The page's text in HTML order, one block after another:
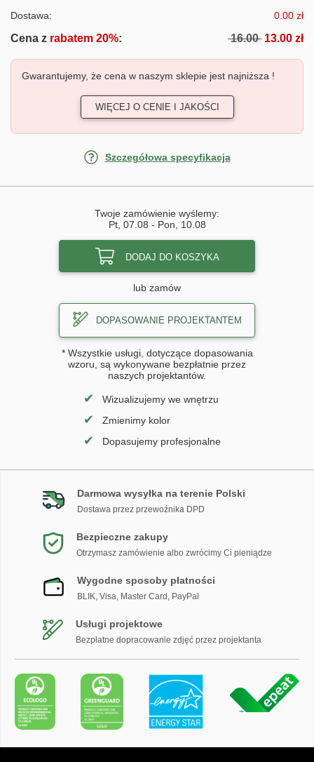
Dostawa: 0.00 zł
Cena z rabatem 20%: 16.00 13.00 zł
Gwarantujemy, że cena w naszym sklepie jest najniższa !
WIĘCEJ O CENIE I JAKOŚCI
Szczegółowa specyfikacja
Twoje zamówienie wyślemy:
Pt, 07.08 - Pon, 10.08
DODAJ DO KOSZYKA
lub zamów
DOPASOWANIE PROJEKTANTEM
* Wszystkie usługi, dotyczące dopasowania
wzoru, są wykonywane bezpłatnie przez
naszych projektantów.
✔ Wizualizujemy we wnętrzu
✔ Zmienimy kolor
✔ Dopasujemy profesjonalne
Darmowa wysyłka na terenie Polski
Dostawa przez przewoźnika DPD
Bezpieczne zakupy
Otrzymasz zamówienie albo zwrócimy Ci pieniądze
Wygodne sposoby płatności
BLIK, Visa, Master Card, PayPal
Usługi projektowe
Bezpłatne dopracowanie zdjęć przez projektanta